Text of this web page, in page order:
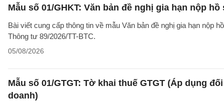
Mẫu số 01/GHKT: Văn bản đề nghị gia hạn nộp
Bài viết cung cấp thông tin về mẫu Văn bản đề nghị gia hạn nộp
Thông tư 89/2026/TT-BTC.
05/08/2026
Mẫu số 01/GTGT: Tờ khai thuế GTGT (Áp dụng
doanh)